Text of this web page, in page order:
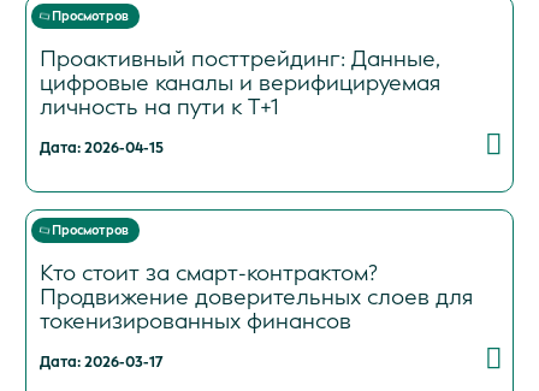
Просмотров
Проактивный посттрейдинг: Данные,
цифровые каналы и верифицируемая
личность на пути к T+1
Дата: 2026-04-15
Просмотров
Кто стоит за смарт-контрактом?
Продвижение доверительных слоев для
токенизированных финансов
Дата: 2026-03-17